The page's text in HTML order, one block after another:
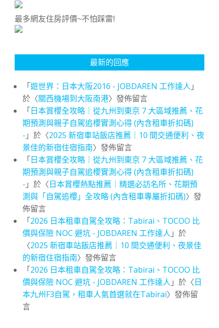
最多網友住房評價~不怕踩雷!
最新的回應
「遊世界：日本大阪2016 - JOBDAREN 工作達人 」
於〈關西機場到大阪南港〉發佈留言
「日本賞櫻全攻略｜從九州到東京 7 大區域推薦、花
期預測與親子自駕追櫻實測心得 (內含租車折扣碼)
- 」於〈2025 新宿車站飯店推薦｜10 間交通便利、夜
景佳的新宿住宿指南〉發佈留言
「日本賞櫻全攻略｜從九州到東京 7 大區域推薦、花
期預測與親子自駕追櫻實測心得 (內含租車折扣碼)
- 」於〈日本賞櫻熱點推薦｜精選必訪名所、花期預
測與「自駕追櫻」全攻略 (內含租車專屬折扣碼)〉發
佈留言
「2026 日本租車自駕全攻略：Tabirai、TOCOO 比
價與保險 NOC 避坑 - JOBDAREN 工作達人 」於
〈2025 新宿車站飯店推薦｜10 間交通便利、夜景佳
的新宿住宿指南〉發佈留言
「2026 日本租車自駕全攻略：Tabirai、TOCOO 比
價與保險 NOC 避坑 - JOBDAREN 工作達人 」於〈日
本九州F3自駕，租車人氣首選就在Tabirai〉發佈留
言